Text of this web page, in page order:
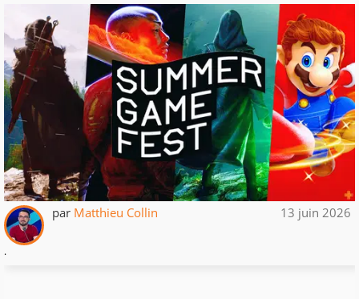
par Matthieu Collin 13 juin 2026
.